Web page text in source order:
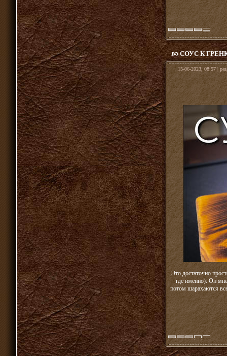
СОУС К
15-06-2023, 08:57 |
Это достаточно
где именно). Он
потом шарахаются